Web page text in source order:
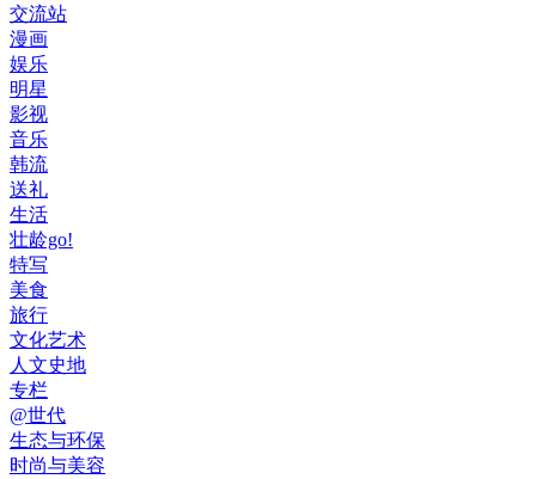
交流站
漫画
娱乐
明星
影视
音乐
韩流
送礼
生活
壮龄go!
特写
美食
旅行
文化艺术
人文史地
专栏
@世代
生态与环保
时尚与美容